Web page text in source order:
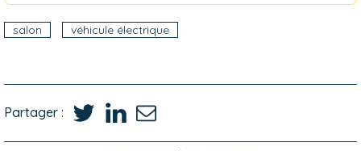
salon véhicule électrique
Partager :